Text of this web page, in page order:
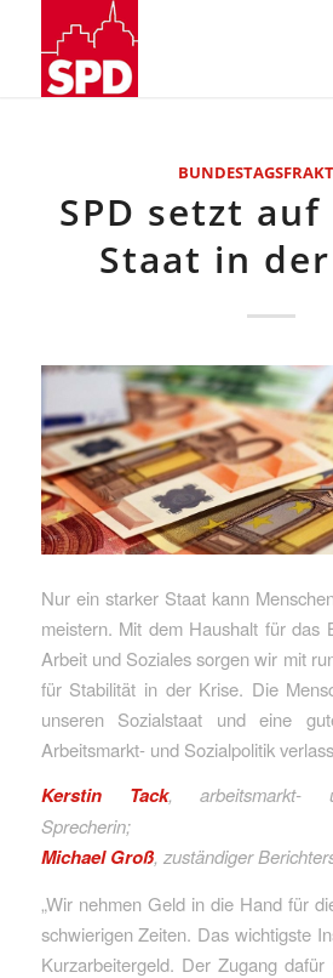
SPD setzt
Staat in
Nur ein starker Staat kann
meistern. Mit dem Haushalt für das
Arbeit und Soziales sorgen wir mit
für Stabilität in der Krise. Die
unseren Sozialstaat und eine
Arbeitsmarkt- und Sozialpolitik
Kerstin Tack, arbeitsmarkt-
Sprecherin;
Michael Groß, zuständiger
„Wir nehmen Geld in die Hand für
schwierigen Zeiten. Das wichtigste
Kurzarbeitergeld. Der Zugang